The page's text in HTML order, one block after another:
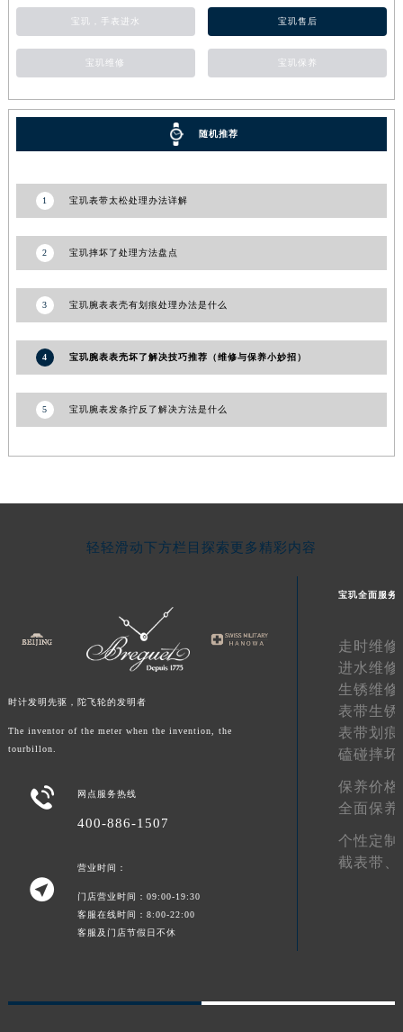
宝玑，手表进水 宝玑售后
宝玑维修 宝玑保养
随机推荐
1 宝玑表带太松处理办法详解
2 宝玑摔坏了处理方法盘点
3 宝玑腕表表壳有划痕处理办法是什么
4 宝玑腕表表壳坏了解决技巧推荐（维修与保养小妙招）
5 宝玑腕表发条拧反了解决方法是什么
轻轻滑动下方栏目探索更多精彩内容
时计发明先驱，陀飞轮的发明者
The inventor of the meter when the invention, the
tourbillon.
 网点服务热线
400-886-1507

营业时间：
门店营业时间：09:00-19:30
客服在线时间：8:00-22:00
客服及门店节假日不休
宝玑全面服务
走时维修
进水维修
生锈维修
表带生锈
表带划痕
磕碰摔坏
保养价格
全面保养
个性定制
截表带、